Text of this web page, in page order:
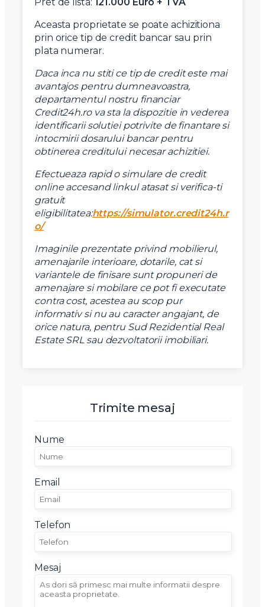
Aceasta proprietate se poate achizitiona
prin orice tip de credit bancar sau prin
plata numerar.
Daca inca nu stiti ce tip de credit este mai
avantajos pentru dumneavoastra,
departamentul nostru financiar
Credit24h.ro va sta la dispozitie in vederea
identificarii solutiei potrivite de finantare si
intocmirii dosarului bancar pentru
obtinerea creditului necesar achizitiei.
Efectueaza rapid o simulare de credit
online accesand linkul atasat si verifica-ti
gratuit
eligibilitatea:https://simulator.credit24h.r
o/
Imaginile prezentate privind mobilierul,
amenajarile interioare, dotarile, cat si
variantele de finisare sunt propuneri de
amenajare si mobilare ce pot fi executate
contra cost, acestea au scop pur
informativ si nu au caracter angajant, de
orice natura, pentru Sud Rezidential Real
Estate SRL sau dezvoltatorii imobiliari.
Trimite mesaj
Nume
Email
Telefon
Mesaj
Mesaj
Am citit si sunt de acord cutermenii si conditiile
SudRezidential.ro
Sunt de acord cu